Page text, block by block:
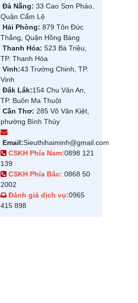
Đà Nẵng: 33 Cao Sơn Pháo,
Quận Cẩm Lệ
Hải Phòng: 879 Tôn Đức
Thắng, Quận Hồng Bàng
Thanh Hóa: 523 Bà Triệu,
TP. Thanh Hóa
Vinh:43 Trường Chinh, TP.
Vinh
Đắk Lắk:154 Chu Văn An,
TP. Buôn Ma Thuột
Cần Thơ: 285 Võ Văn Kiệt,
phường Bình Thủy
Email:Sieuthihaiminh@gmail.com
CSKH Phía Nam:0898 121
139
CSKH Phía Bắc: 0868 50
2002
Đánh giá dịch vụ:0965
415 898